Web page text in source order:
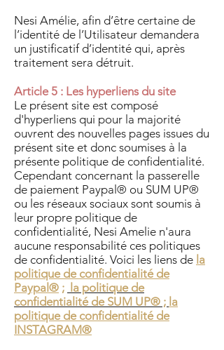
Nesi Amélie, afin d’être certaine de
l’identité de l’Utilisateur demandera
un justificatif d’identité qui, après
traitement sera détruit.
Article 5 : Les hyperliens du site
Le présent site est composé
d'hyperliens qui pour la majorité
ouvrent des nouvelles pages issues du
présent site et donc soumises à la
présente politique de confidentialité.
Cependant concernant la passerelle
de paiement Paypal® ou SUM UP®
ou les réseaux sociaux sont soumis à
leur propre politique de
confidentialité, Nesi Amelie n'aura
aucune responsabilité ces politiques
de confidentialité. Voici les liens de la
politique de confidentialité de
Paypal® ;
la politique de
confidentialité de SUM UP® ; la
politique de confidentialité de
INSTAGRAM®